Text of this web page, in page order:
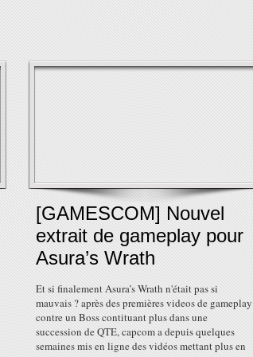
[GAMESCOM] Nouvel
extrait de gameplay pour
Asura’s Wrath
Et si finalement Asura’s Wrath n'était pas si
mauvais ? après des premières videos de gameplay
contre un Boss contituant plus dans une
succession de QTE, capcom a depuis quelques
semaines mis en ligne des vidéos mettant plus en